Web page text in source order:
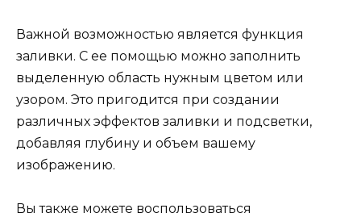
Важной возможностью является функция
заливки. С ее помощью можно заполнить
выделенную область нужным цветом или
узором. Это пригодится при создании
различных эффектов заливки и подсветки,
добавляя глубину и объем вашему
изображению.
Вы также можете воспользоваться